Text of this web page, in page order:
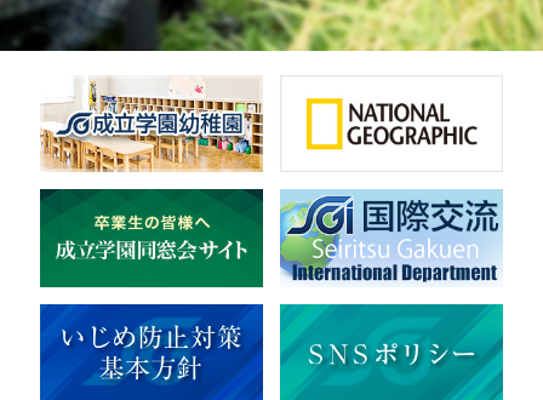
ダンス
英会話
音楽（コーラス）
地域ボランティア
美術
マルチメディア
ライフワーク
新日本芸能
宇宙探究
赤門倶楽部